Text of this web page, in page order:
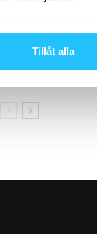
Tillåt alla
ClassPass säkrar
megainvestering – blir